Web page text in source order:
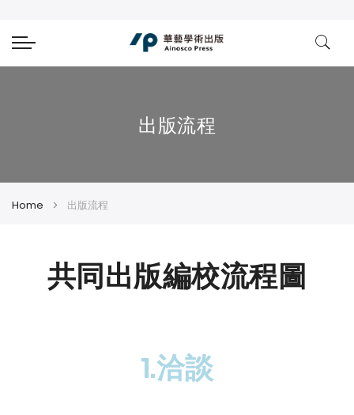
出版流程
Home 出版流程
共同出版編校流程圖
1.洽談